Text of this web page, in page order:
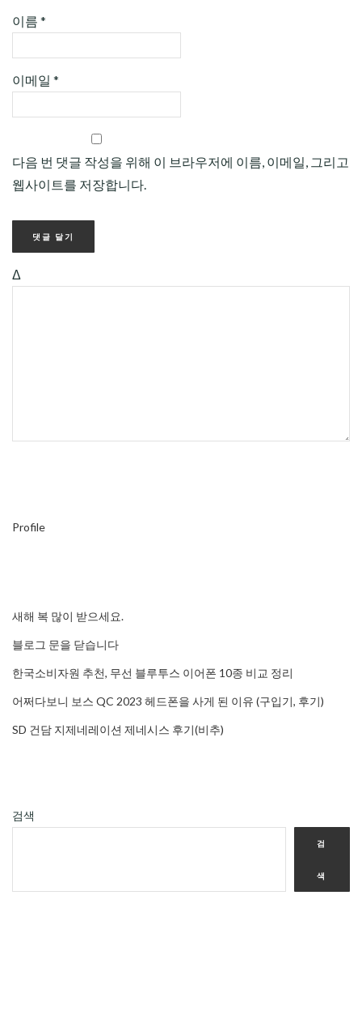
이름 *
이메일 *
다음 번 댓글 작성을 위해 이 브라우저에 이름, 이메일, 그리고
웹사이트를 저장합니다.
Δ
Profile
새해 복 많이 받으세요.
블로그 문을 닫습니다
한국소비자원 추천, 무선 블루투스 이어폰 10종 비교 정리
어쩌다보니 보스 QC 2023 헤드폰을 사게 된 이유 (구입기, 후기)
SD 건담 지제네레이션 제네시스 후기(비추)
검색
검
색